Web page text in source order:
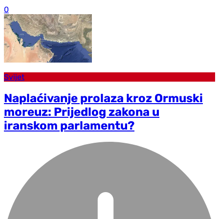
0
Svijet
Naplaćivanje prolaza kroz Ormuski
moreuz: Prijedlog zakona u
iranskom parlamentu?